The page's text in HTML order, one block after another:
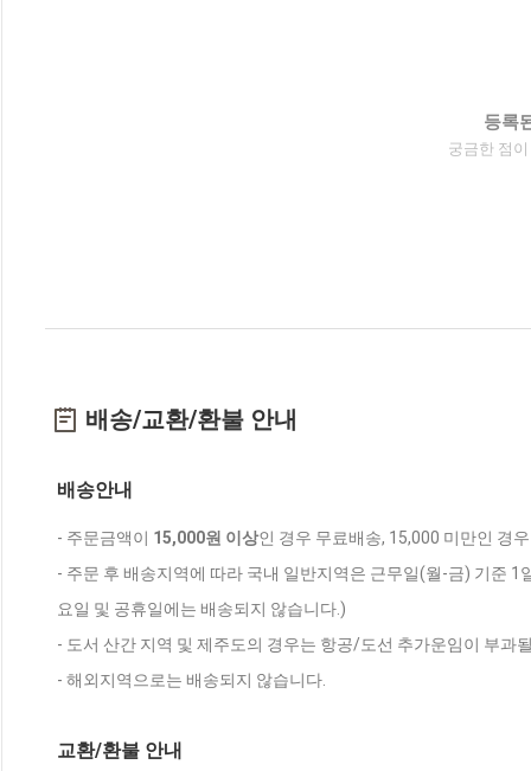
등록
궁금한 점
배송/교환/환불 안내
배송안내
- 주문금액이 15,000원 이상인 경우 무료배송, 15,000 미만인 경
- 주문 후 배송지역에 따라 국내 일반지역은 근무일(월-금) 기준
요일 및 공휴일에는 배송되지 않습니다.)
- 도서 산간 지역 및 제주도의 경우는 항공/도선 추가운임이 부과
- 해외지역으로는 배송되지 않습니다.
교환/환불 안내